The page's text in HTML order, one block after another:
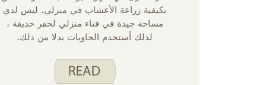
بكيفية زراعة الأعشاب في منزلي. ليس لدي
مساحة جيدة في فناء منزلي لحفر حديقة ،
لذلك أستخدم الحاويات بدلا من ذلك.
في البستنة. تنمو بشكل جيد للغاية في صيف
ولاية أيوا وتشغل مساحة صغيرة. ناهيك عن أن